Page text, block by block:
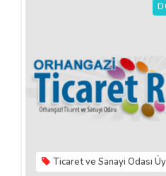
Ticaret ve Sanayi Odası